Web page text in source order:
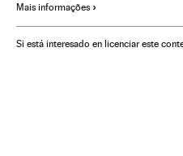
Mais informações
Si está interesado en licenciar este